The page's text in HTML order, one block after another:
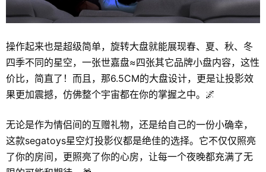
操作起来也是超级简单，旋转大盘就能展现春、夏、秋、冬
四季不同的星空，一张世嘉盘≈四张其它品牌小盘内容，这性
价比，简直了！而且，那6.5CM的大盘设计，更是让投影效
果更加震撼，仿佛整个宇宙都在你的掌握之中。🌌
无论是作为情侣间的互赠礼物，还是给自己的一份小确幸，
这款segatoys星空灯投影仪都是绝佳的选择。它不仅仅照亮
了你的房间，更照亮了你的心房，让每一个夜晚都充满了无